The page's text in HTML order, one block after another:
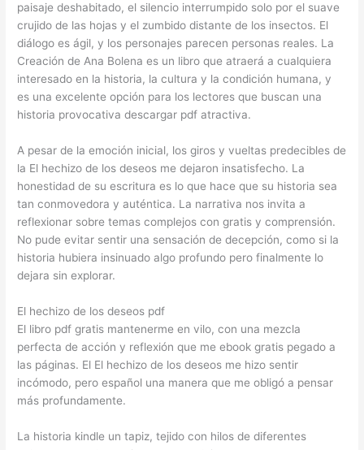
paisaje deshabitado, el silencio interrumpido solo por el suave
crujido de las hojas y el zumbido distante de los insectos. El
diálogo es ágil, y los personajes parecen personas reales. La
Creación de Ana Bolena es un libro que atraerá a cualquiera
interesado en la historia, la cultura y la condición humana, y
es una excelente opción para los lectores que buscan una
historia provocativa descargar pdf atractiva.
A pesar de la emoción inicial, los giros y vueltas predecibles de
la El hechizo de los deseos me dejaron insatisfecho. La
honestidad de su escritura es lo que hace que su historia sea
tan conmovedora y auténtica. La narrativa nos invita a
reflexionar sobre temas complejos con gratis y comprensión.
No pude evitar sentir una sensación de decepción, como si la
historia hubiera insinuado algo profundo pero finalmente lo
dejara sin explorar.
El hechizo de los deseos pdf
El libro pdf gratis mantenerme en vilo, con una mezcla
perfecta de acción y reflexión que me ebook gratis pegado a
las páginas. El El hechizo de los deseos me hizo sentir
incómodo, pero español una manera que me obligó a pensar
más profundamente.
La historia kindle un tapiz, tejido con hilos de diferentes